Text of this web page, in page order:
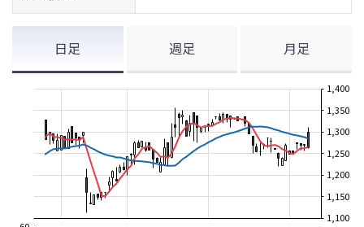
日足 週足 月足
1,100
1,150
1,200
1,250
1,300
1,350
1,400